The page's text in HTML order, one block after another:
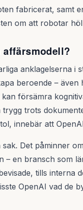
fabricerat, samt
om att robotar
affärsmodell?
anklagelserna i
beroende –
kan försämra
trots
innebär att
sak. Det påminner
– en bransch som
tills interna
OpenAI vad de